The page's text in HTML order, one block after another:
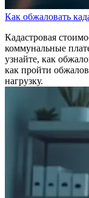
Как обжаловать
Кадастровая
коммунальные
узнайте, как
как пройти
нагрузку.